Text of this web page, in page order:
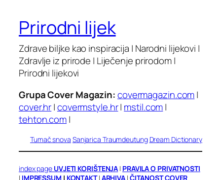
Prirodni lijek
Zdrave biljke kao inspiracija | Narodni lijekovi |
Zdravlje iz prirode | Liječenje prirodom |
Prirodni lijekovi
Grupa Cover Magazin:covermagazin.com|
cover.hr|covermstyle.hr| mstil.com|
tehton.com|
Tumač snova Sanjarica Traumdeutung Dream Dictionary
index page UVJETI KORIŠTENJA | PRAVILA O PRIVATNOSTI
| IMPRESSUM | KONTAKT| ARHIVA | ČITANOST COVER